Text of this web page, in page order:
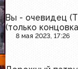
Вы - очевидец
(только
8 мая 2023, 17:26